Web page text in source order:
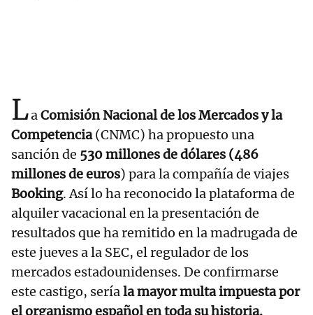
LaComisión Nacional de los Mercados y la
Competencia(CNMC) ha propuesto una
sanción de 530 millones de dólares (486
millones de euros) para la compañía de viajes
Booking. Así lo ha reconocido la plataforma de
alquiler vacacional en la presentación de
resultados que ha remitido en la madrugada de
este jueves a la SEC, el regulador de los
mercados estadounidenses. De confirmarse
este castigo, seríala mayor multa impuesta por
el organismo español en toda su historia.